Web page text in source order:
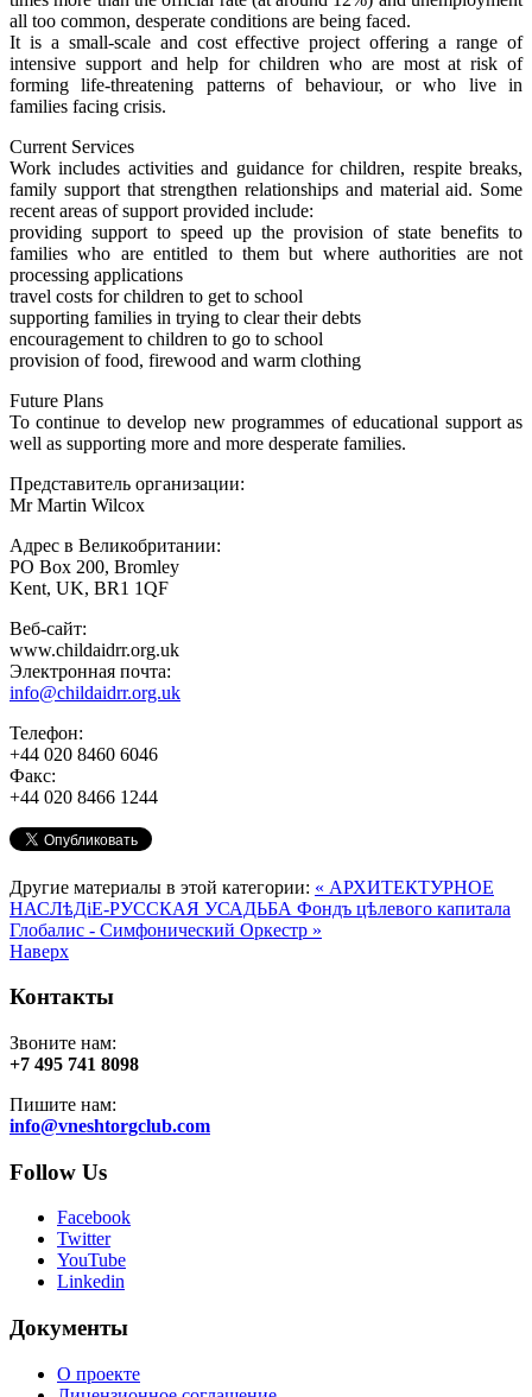
all too common, desperate conditions are being faced.
It is a small-scale and cost effective project offering a range of
intensive support and help for children who are most at risk of
forming life-threatening patterns of behaviour, or who live in
families facing crisis.
Current Services
Work includes activities and guidance for children, respite breaks,
family support that strengthen relationships and material aid. Some
recent areas of support provided include:
providing support to speed up the provision of state benefits to
families who are entitled to them but where authorities are not
processing applications
travel costs for children to get to school
supporting families in trying to clear their debts
encouragement to children to go to school
provision of food, firewood and warm clothing
Future Plans
To continue to develop new programmes of educational support as
well as supporting more and more desperate families.
Представитель организации:
Mr Martin Wilcox
Адрес в Великобритании:
PO Box 200, Bromley
Kent, UK, BR1 1QF
Веб-сайт:
www.childaidrr.org.uk
Электронная почта:
info@childaidrr.org.uk
Телефон:
+44 020 8460 6046
Факс:
+44 020 8466 1244
Другие материалы в этой категории: « АРХИТЕКТУРНОЕ
НАСЛѣДiЕ-РУССКАЯ УСАДЬБА Фондъ цѣлевого капитала
Глобалис - Симфонический Оркестр »
Наверх
Контакты
Звоните нам:
+7 495 741 8098
Пишите нам:
info@vneshtorgclub.com
Follow Us
Facebook
Twitter
YouTube
Linkedin
Документы
О проекте